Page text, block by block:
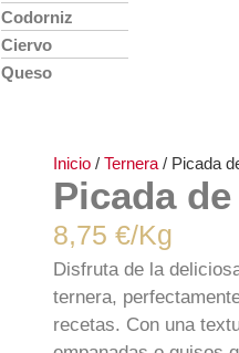
Codorniz
Ciervo
Queso
Inicio / Ternera / Picada
Picada
8,75 €/Kg
Disfruta de la
ternera,
recetas. Con una